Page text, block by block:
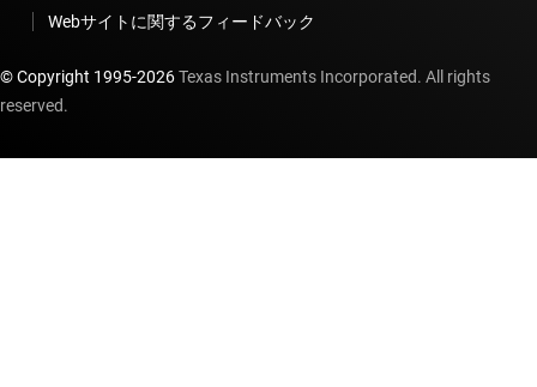
Webサイトに関するフィードバック
© Copyright 1995-2026Texas Instruments Incorporated. All rights
reserved.